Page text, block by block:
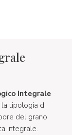
Integrale
tipologia di
del grano
integrale.